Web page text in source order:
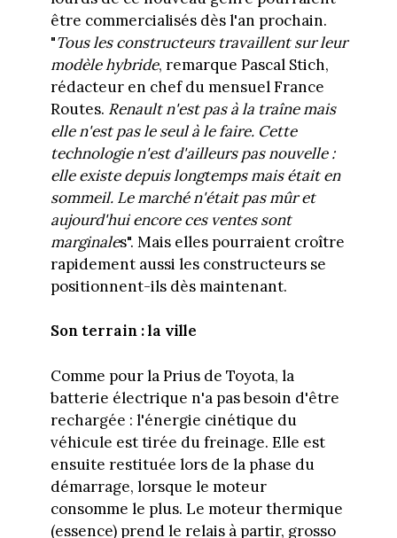
être commercialisés dès l'an prochain.
"Tous les constructeurs travaillent sur leur
modèle hybride, remarque Pascal Stich,
rédacteur en chef du mensuel France
Routes. Renault n'est pas à la traîne mais
elle n'est pas le seul à le faire. Cette
technologie n'est d'ailleurs pas nouvelle :
elle existe depuis longtemps mais était en
sommeil. Le marché n'était pas mûr et
aujourd'hui encore ces ventes sont
marginales". Mais elles pourraient croître
rapidement aussi les constructeurs se
positionnent-ils dès maintenant.
Son terrain : la ville
Comme pour la Prius de Toyota, la
batterie électrique n'a pas besoin d'être
rechargée : l'énergie cinétique du
véhicule est tirée du freinage. Elle est
ensuite restituée lors de la phase du
démarrage, lorsque le moteur
consomme le plus. Le moteur thermique
(essence) prend le relais à partir, grosso